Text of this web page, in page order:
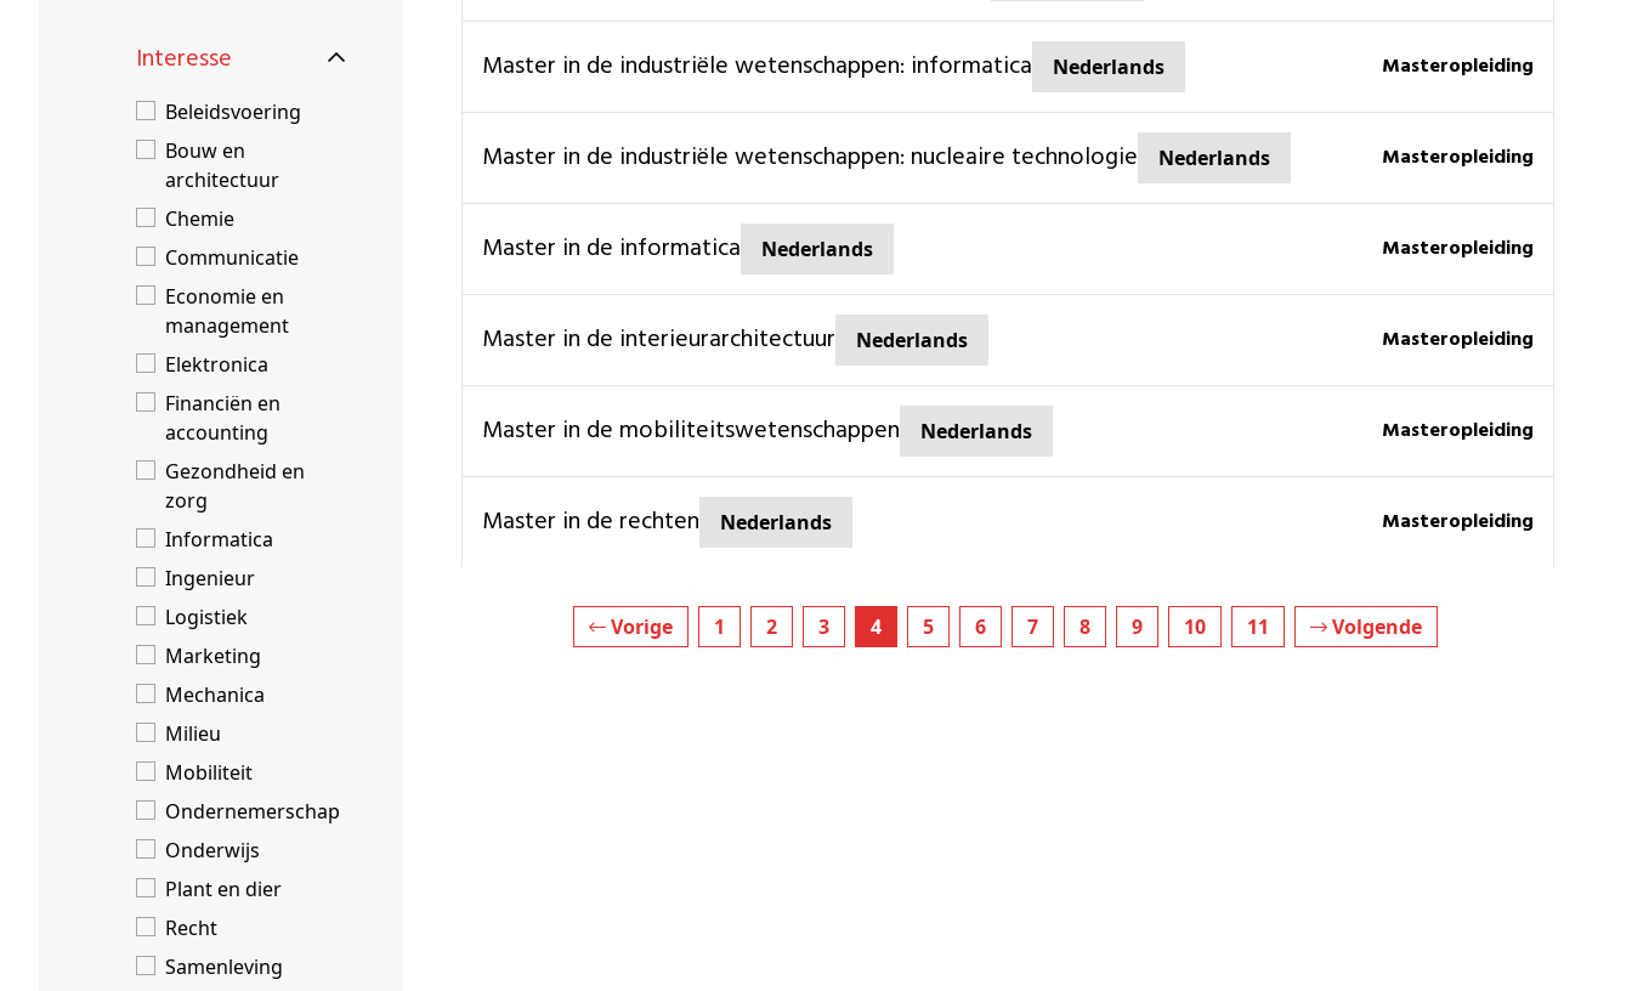
Interesse
Beleidsvoering
Bouw en
architectuur
Chemie
Communicatie
Economie en
management
Elektronica
Financiën en
accounting
Gezondheid en
zorg
Informatica
Ingenieur
Logistiek
Marketing
Mechanica
Milieu
Mobiliteit
Ondernemerschap
Onderwijs
Plant en dier
Recht
Samenleving
master in de industriële wetenschappen: informatica Nederlands masteropleiding
master in de industriële wetenschappen: nucleaire technologie Nederlands masteropleiding
master in de informatica Nederlands masteropleiding
master in de interieurarchitectuur Nederlands masteropleiding
master in de mobiliteitswetenschappen Nederlands masteropleiding
master in de rechten Nederlands masteropleiding
Vorige 1 2 3 4 5 6 7 8 9 10 11 Volgende